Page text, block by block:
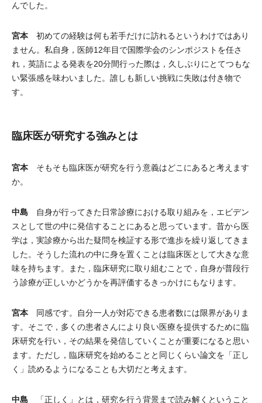
んでした。
宮本 初めての経験は何も若手だけに訪れるというわけではあり
ません。私自身，医師12年目で国際学会のシンポジストを任さ
れ，英語による発表を20分間行った際は，久しぶりにとてつもな
い緊張感を味わいました。誰しも新しい挑戦に失敗は付き物で
す。
臨床医が研究する強みとは
宮本 そもそも臨床医が研究を行う意義はどこにあると考えます
か。
中島 自身が行ってきた日常診療における取り組みを，エビデン
スとして世の中に発信することにあると思っています。昔から医
学は，実診療から出た疑問を検証する形で進歩を繰り返してきま
した。そうした流れの中に身を置くことは臨床医として大きな意
味を持ちます。また，臨床研究に取り組むことで，自身が普段行
う診療が正しいかどうかを再評価するきっかけにもなります。
宮本 同感です。自分一人が対応できる患者数には限界がありま
す。そこで，多くの患者さんにより良い医療を提供するために臨
床研究を行い，その結果を発信していくことが重要になると思い
ます。ただし，臨床研究を始めることと同じくらい論文を「正し
く」読めるようになることも大切だと考えます。
中島 「正しく」とは，研究を行う背景まで読み解くということ